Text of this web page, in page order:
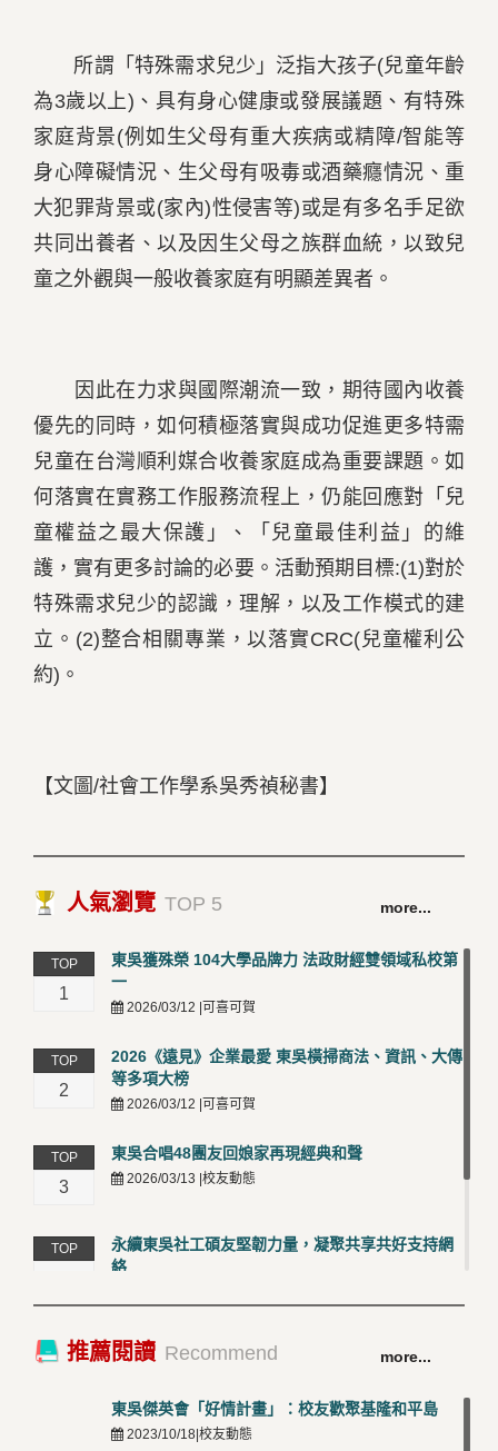
所謂「特殊需求兒少」泛指大孩子(兒童年齡
為3歲以上) 、具有身心健康或發展議題、有特殊
家庭背景(例如生父母有重大疾病或精障/智能等
身心障礙情況、生父母有吸毒或酒藥癮情況、重
大犯罪背景或(家內)性侵害等)或是有多名手足欲
共同出養者、以及因生父母之族群血統，以致兒
童之外觀與一般收養家庭有明顯差異者。
因此在力求與國際潮流一致，期待國內收養
優先的同時，如何積極落實與成功促進更多特需
兒童在台灣順利媒合收養家庭成為重要課題。如
何落實在實務工作服務流程上，仍能回應對「兒
童權益之最大保護」、「兒童最佳利益」的維
護，實有更多討論的必要。活動預期目標:(1)對於
特殊需求兒少的認識，理解，以及工作模式的建
立。 (2)整合相關專業，以落實CRC(兒童權利公
約) 。
【文圖/社會工作學系吳秀禎秘書】
人氣瀏覽 TOP 5 more...
TOP
1
東吳獲殊榮 104大學品牌力 法政財經雙領域私校第
一
2026/03/12 |可喜可賀
TOP
2
2026《遠見》企業最愛 東吳橫掃商法、資訊、大傳
等多項大榜
2026/03/12 |可喜可賀
TOP
3
東吳合唱48團友回娘家再現經典和聲
2026/03/13 |校友動態
TOP
永續東吳社工碩友堅韌力量，凝聚共享共好支持網
絡
TOP
卓越永續校園 東吳大學連奪 ISO 14001、45001 及
50001三大國際驗證殊榮
推薦閱讀 Recommend more...
東吳傑英會「好情計畫」：校友歡聚基隆和平島
2023/10/18|校友動態